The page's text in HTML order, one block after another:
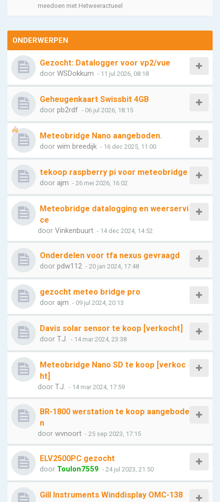
meedoen met Hetweeractueel
ONDERWERPEN
Gezocht: Datalogger voor vp2/vue
door WSDokkum - 11 jul 2026, 08:18
Geheugenkaart Swissbit 4GB
door pb2rdf - 06 jul 2026, 18:15
Meteobridge Nano aangeboden.
door wim breedijk - 16 dec 2025, 11:00
tekoop raspberry pi voor meteobridge
door ajm - 26 mei 2026, 16:02
Meteobridge datalogging en weerservi
ce
door Vinkenbuurt - 14 dec 2024, 14:52
Onderdelen voor tfa nexus gevraagd
door pdw112 - 20 jan 2024, 17:48
gezocht meteo bridge pro
door ajm - 09 jul 2024, 20:13
Davis solar sensor te koop [verkocht]
door T.J. - 14 mar 2024, 23:38
Meteobridge Nano SD te koop [verkoc
ht]
door T.J. - 14 mar 2024, 17:59
BR-1800 werstation te koop aangebode
n
door wvnoort - 25 sep 2023, 17:15
ELV2500PC gezocht
door Toulon7559 - 24 jul 2023, 21:50
Gill Instruments Winddisplay OMC-138